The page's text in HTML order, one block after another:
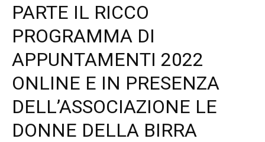
PARTE IL RICCO
PROGRAMMA DI
APPUNTAMENTI 2022
ONLINE E IN PRESENZA
DELL’ASSOCIAZIONE LE
DONNE DELLA BIRRA